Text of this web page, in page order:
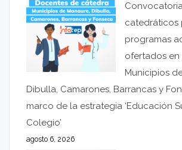
catedráticos
programas
ofertados en
Municipios
Dibulla, Camarones, Barrancas y
marco de la estrategia ‘Educación
Colegio’
agosto 6, 2026